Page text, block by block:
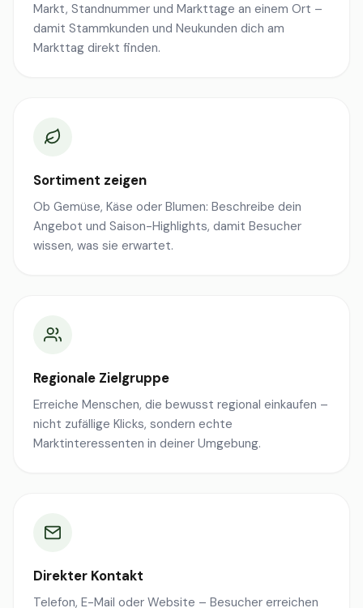
Markt, Standnummer und Markttage an einem Ort –
damit Stammkunden und Neukunden dich am
Markttag direkt finden.
Sortiment zeigen
Ob Gemüse, Käse oder Blumen: Beschreibe dein
Angebot und Saison-Highlights, damit Besucher
wissen, was sie erwartet.
Regionale Zielgruppe
Erreiche Menschen, die bewusst regional einkaufen –
nicht zufällige Klicks, sondern echte
Marktinteressenten in deiner Umgebung.
Direkter Kontakt
Telefon, E-Mail oder Website – Besucher erreichen